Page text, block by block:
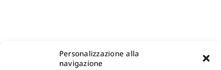
Personalizzazione alla
navigazione